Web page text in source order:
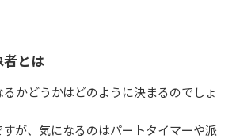
者とは
かどうかはどのように決まるのでしょ
が、気になるのはパートタイマーや派